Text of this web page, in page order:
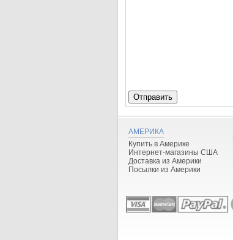
Отправить
АМЕРИКА
Купить в Америке
Интернет-магазины США
Доставка из Америки
Посылки из Америки